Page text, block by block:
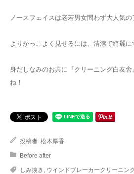
ノースフェイスは老若男女問わず大人気の
よりかっこよく見せるには、清潔で綺麗
身だしなみのお共に『クリーニング白友
ね！
投稿者: 松木厚香
Before after
しみ抜き , ウインドブレーカークリーニン